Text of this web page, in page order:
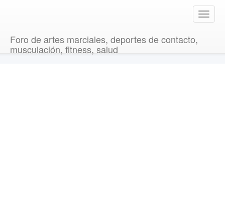
T
o
Foro de artes marciales, deportes de contacto,
musculación, fitness, salud